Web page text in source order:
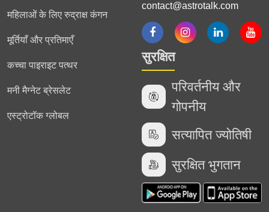
महिलाओं के लिए रुद्राक्ष कंगन
मूर्तियाँ और प्रतिमाएँ
कच्चा पाइराइट पत्थर
मनी मैग्नेट ब्रेसलेट
एस्ट्रोटॉक ग्लोबल
contact@astrotalk.com
सुरक्षित
परिवर्तनीय और
गोपनीय
सत्यापित ज्योतिषी
सुरक्षित भुगतान